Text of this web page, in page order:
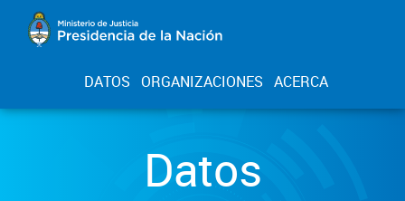
DATOS ORGANIZACIONES ACERCA
Datos